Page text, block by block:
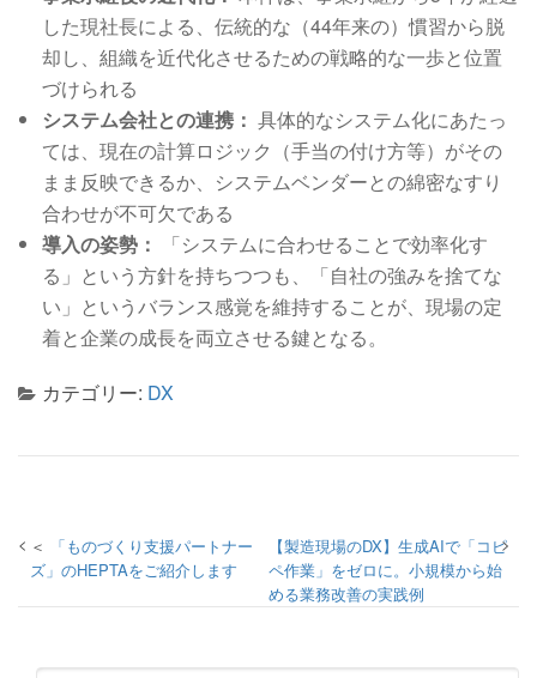
した現社長による、伝統的な（44年来の）慣習から脱
却し、組織を近代化させるための戦略的な一歩と位置
づけられる
システム会社との連携： 具体的なシステム化にあたっ
ては、現在の計算ロジック（手当の付け方等）がその
まま反映できるか、システムベンダーとの綿密なすり
合わせが不可欠である
導入の姿勢：
「システムに合わせることで効率化す
る」という方針を持ちつつも、「自社の強みを捨てな
い」というバランス感覚を維持することが、現場の定
着と企業の成長を両立させる鍵となる。
カテゴリー: DX
「ものづくり支援パートナー
ズ」のHEPTAをご紹介します
【製造現場のDX】生成AIで「コピ
ペ作業」をゼロに。小規模から始
める業務改善の実践例